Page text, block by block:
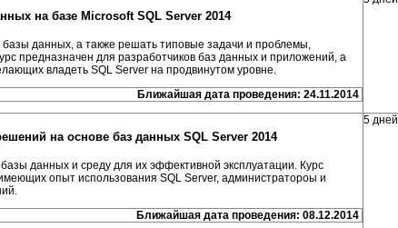
на базе Microsoft SQL Server 2014
базы данных, а также решать типовые задачи и проблемы,
предназначен для разработчиков баз данных и приложений, а
владеть SQL Server на продвинутом уровне.
Ближайшая дата проведения: 24.11.2014
на основе баз данных SQL Server 2014
данных и среду для их эффективной эксплуатации. Курс
опыт использования SQL Server, администратороы и
Ближайшая дата проведения: 08.12.2014
5 дней